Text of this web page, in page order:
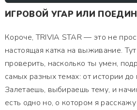
ИГРОВОЙ УГАР ИЛИ
Короче, TRIVIA STAR — это не
настоящая катка на выживание.
проверить, насколько ты умен,
самых разных темах: от истории до
Залетаешь, выбираешь тему, и
есть одно но, о котором я